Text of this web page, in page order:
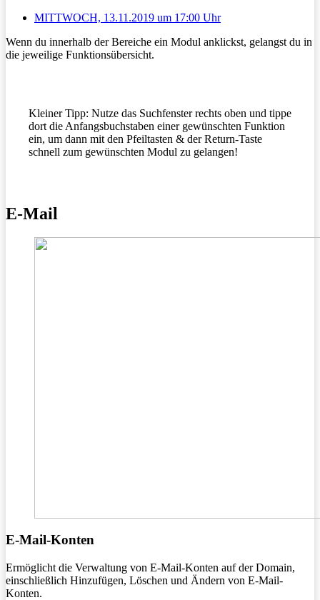
MITTWOCH, 13.11.2019 um 17:00 Uhr
Wenn du innerhalb der Bereiche ein Modul anklickst, gelangst du in
die jeweilige Funktionsübersicht.
Kleiner Tipp: Nutze das Suchfenster rechts oben und tippe
dort die Anfangsbuchstaben einer gewünschten Funktion
ein, um dann mit den Pfeiltasten & der Return-Taste
schnell zum gewünschten Modul zu gelangen!
E-Mail
E-Mail-Konten
Ermöglicht die Verwaltung von E-Mail-Konten auf der Domain,
einschließlich Hinzufügen, Löschen und Ändern von E-Mail-
Konten.